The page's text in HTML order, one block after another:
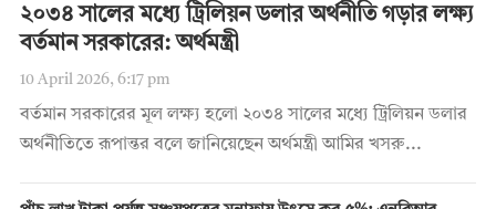
২০৩৪ সালের মধ্যে ট্রিলিয়ন ডলার অর্থনীতি গড়ার লক্ষ্য
বর্তমান সরকারের: অর্থমন্ত্রী
10 April 2026, 6:17 pm
বর্তমান সরকারের মূল লক্ষ্য হলো ২০৩৪ সালের মধ্যে ট্রিলিয়ন ডলার
অর্থনীতিতে রূপান্তর বলে জানিয়েছেন অর্থমন্ত্রী আমির খসরু...